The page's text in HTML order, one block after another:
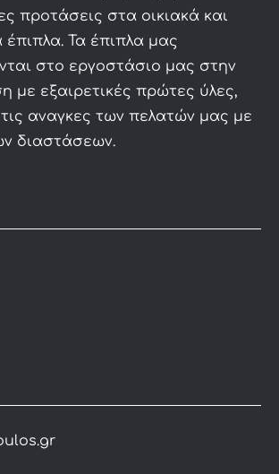
προτάσεις στα οικιακά και
έπιπλα. Τα έπιπλα μας
στο εργοστάσιο μας στην
εξαιρετικές πρώτες ύλες,
αναγκες των πελατών μας με
διαστάσεων.